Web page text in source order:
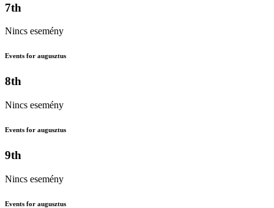
7th
Nincs esemény
Events for augusztus
8th
Nincs esemény
Events for augusztus
9th
Nincs esemény
Events for augusztus